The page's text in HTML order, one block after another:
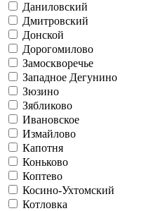
Даниловский
Дмитровский
Донской
Дорогомилово
Замоскворечье
Западное Дегунино
Зюзино
Зябликово
Ивановское
Измайлово
Капотня
Коньково
Коптево
Косино-Ухтомский
Котловка